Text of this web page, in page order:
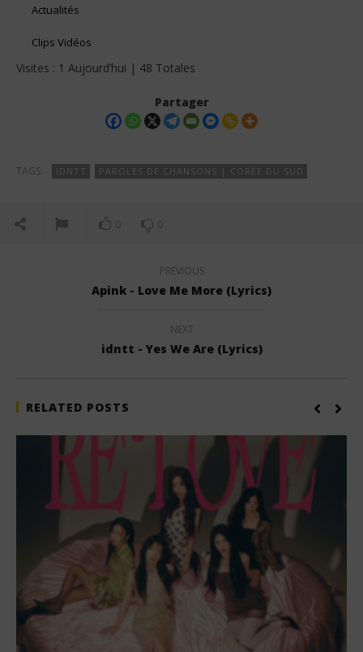
Actualités
Clips Vidéos
Visites : 1 Aujourd’hui | 48 Totales
Partager
TAGS: IDNTT PAROLES DE CHANSONS | CORÉE DU SUD
0 0
PREVIOUS
Apink - Love Me More (Lyrics)
NEXT
idntt - Yes We Are (Lyrics)
RELATED POSTS